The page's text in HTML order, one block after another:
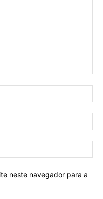
neste navegador para a